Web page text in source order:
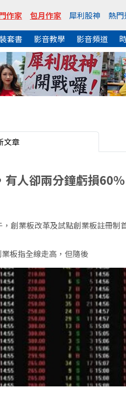
作家 包月作家 犀利股神 熱
套書 影音教學 影音頻道
文章
人卻兩分鐘虧損60%
創業板改革及試點創業板註冊
板指全線走高，但隨後